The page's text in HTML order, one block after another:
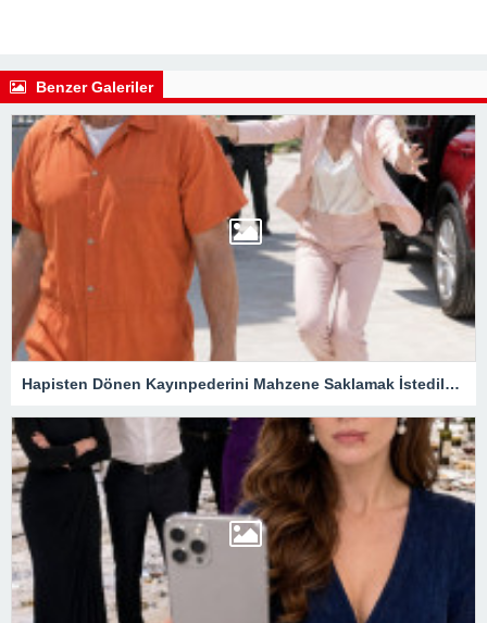
Benzer Galeriler
Hapisten Dönen Kayınpederini Mahzene Saklamak İstediler, Gelini Gerçeği Ortaya Çıkardı